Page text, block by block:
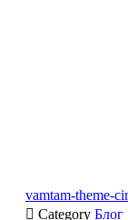
vamtam-theme-
 Category Блог